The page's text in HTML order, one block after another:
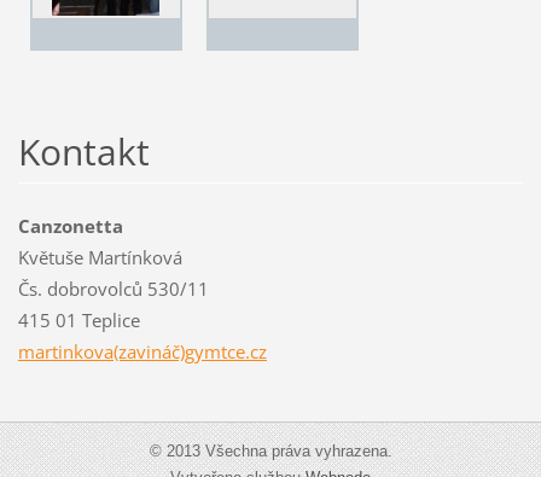
Kontakt
Canzonetta
Květuše Martínková
Čs. dobrovolců 530/11
415 01 Teplice
martinkova(zavináč)gymtce.cz
© 2013 Všechna práva vyhrazena.